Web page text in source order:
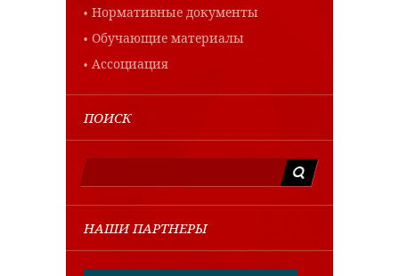
Нормативные документы
Обучающие материалы
Ассоциация
ПОИСК
НАШИ ПАРТНЕРЫ